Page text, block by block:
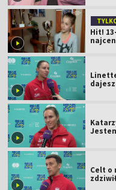
Hit!
Celt o